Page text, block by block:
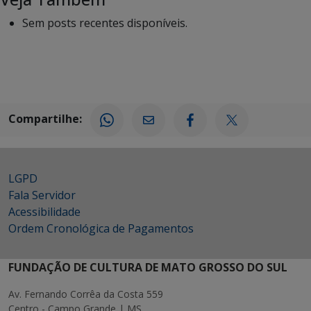
Sem posts recentes disponíveis.
Compartilhe:
LGPD
Fala Servidor
Acessibilidade
Ordem Cronológica de Pagamentos
FUNDAÇÃO DE CULTURA DE MATO GROSSO DO SUL
Av. Fernando Corrêa da Costa 559